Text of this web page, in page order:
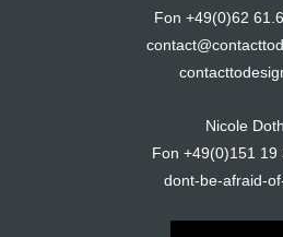
Fon +49(0)62
Nicole Doth
Fon +49(0)151 19
dont-be-afraid-